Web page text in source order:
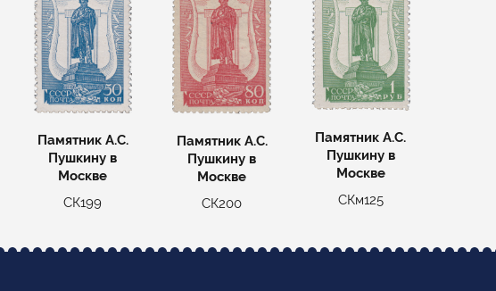
Памятник А.С.
Пушкину в
Москве
СК199
Памятник А.С.
Пушкину в
Москве
СК200
Памятник А.С.
Пушкину в
Москве
СКм125